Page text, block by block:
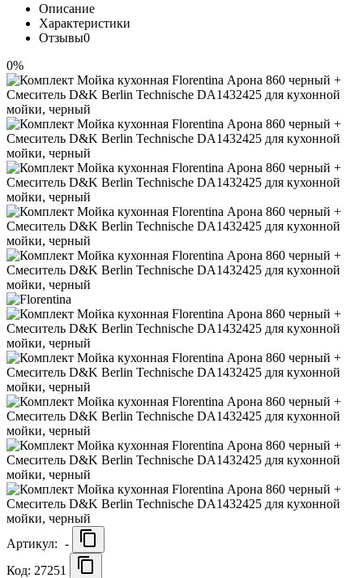
Описание
Характеристики
Отзывы0
0%
Артикул: -
Код: 27251